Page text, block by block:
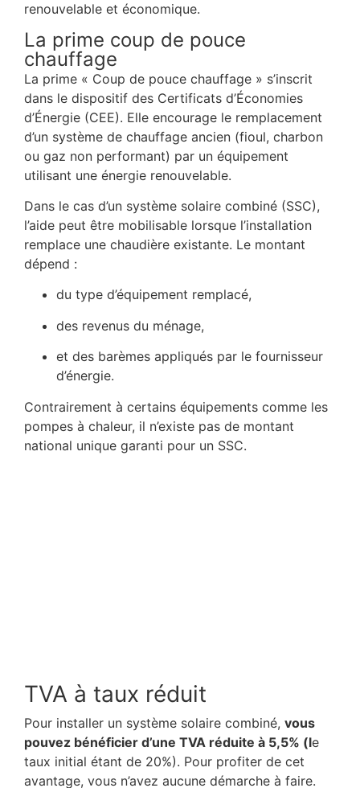
renouvelable et économique.
La prime coup de pouce
chauffage
La prime « Coup de pouce chauffage » s’inscrit
dans le dispositif des Certificats d’Économies
d’Énergie (CEE). Elle encourage le remplacement
d’un système de chauffage ancien (fioul, charbon
ou gaz non performant) par un équipement
utilisant une énergie renouvelable.
Dans le cas d’un système solaire combiné (SSC),
l’aide peut être mobilisable lorsque l’installation
remplace une chaudière existante. Le montant
dépend :
du type d’équipement remplacé,
des revenus du ménage,
et des barèmes appliqués par le fournisseur
d’énergie.
Contrairement à certains équipements comme les
pompes à chaleur, il n’existe pas de montant
national unique garanti pour un SSC.
TVA à taux réduit
Pour installer un système solaire combiné, vous
pouvez bénéficier d’une TVA réduite à 5,5% (le
taux initial étant de 20%). Pour profiter de cet
avantage, vous n’avez aucune démarche à faire.